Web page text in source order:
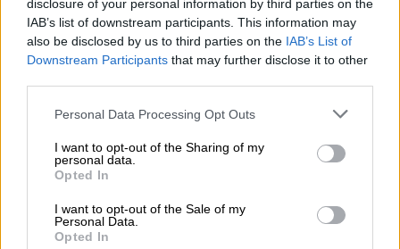
disclosure of your personal information by third parties on the
IAB’s list of downstream participants. This information may
also be disclosed by us to third parties on the IAB’s List of
Downstream Participants that may further disclose it to other
Please note that this website/app uses one or more Google
not limited to your visit or usage behaviour. You may click to
grant or deny consent to Google and its third-party tags to
use your data for below specified purposes in below Google
consent section.
Personal Data Processing Opt Outs
I want to opt-out of the Sharing of my
personal data.
Opted In
I want to opt-out of the Sale of my
Personal Data.
Opted In
LIVE πού σημειώνονται σεισμοί